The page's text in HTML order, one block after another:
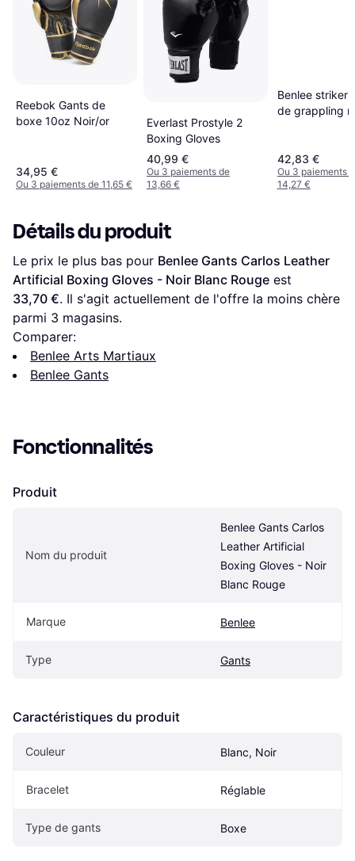
Reebok Gants de
boxe 10oz Noir/or
34,95 €
Ou 3 paiements de 11,65 €
Everlast Prostyle 2
Boxing Gloves
40,99 €
Ou 3 paiements de
13,66 €
Benlee striker
de grappling
42,83 €
Ou 3 paiements
14,27 €
Détails du produit
Le prix le plus bas pour Benlee Gants Carlos Leather
Artificial Boxing Gloves - Noir Blanc Rouge
33,70 €. Il s'agit actuellement de l'offre la moins chère
parmi 3 magasins.
Comparer:
Benlee Arts Martiaux
Benlee Gants
Fonctionnalités
Produit
Nom du produit
Benlee Gants Carlos
Leather Artificial
Boxing Gloves - Noir
Blanc Rouge
Marque Benlee
Type Gants
Caractéristiques du produit
Couleur Blanc, Noir
Bracelet Réglable
Type de gants Boxe